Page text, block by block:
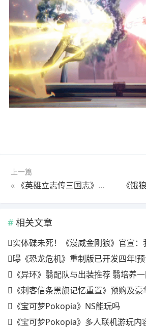
上一篇
« 《英雄立志传三国志》书籍效果一览 英雄立志传书籍有什么效果
相关文章
实体碟未死！《漫威金刚狼》官宣：
曝《恐龙危机》重制版已开发四年!
《异环》翳配队与出装推荐 翳培养
《刺客信条黑旗记忆重置》预购及豪华版
《宝可梦Pokopia》NS能玩吗
《宝可梦Pokopia》多人联机游玩内